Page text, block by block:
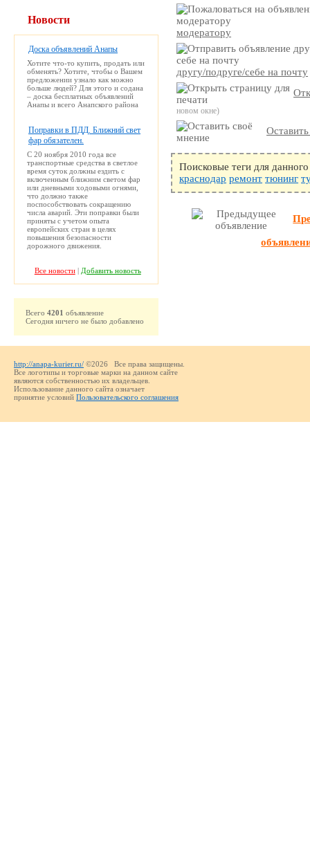
модератору
другу/подруге/себе на почту
новом окне)
Поисковые теги для
краснодар ремонт тюнинг
Новости
Доска объявлений Анапы
Хотите что-то купить, продать или
обменять? Хотите, чтобы о Вашем
предложении узнало как можно
больше людей? Для этого и содана
– доска бесплатных объявлений
Анапы и всего Анапского района
Поправки в ПДД. Ближний свет
фар обязателен.
С 20 ноября 2010 года все
транспортные средства в светлое
время суток должны ездить с
включенным ближним светом фар
или дневными ходовыми огнями,
что должно также
поспособствовать сокращению
числа аварий. Эти поправки были
приняты с учетом опыта
европейских стран в целях
повышения безопасности
дорожного движения.
Все новости| Добавить новость
Всего 4201 объявление
Сегодня ничего не было добавлено
http://anapa-kurier.ru/ ©2026 Все права защищены.
Все логотипы и торговые марки на данном сайте
являются собственностью их владельцев.
Использование данного сайта означает
принятие условий Пользовательского соглашения